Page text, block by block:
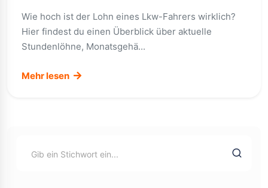
Wie hoch ist der Lohn eines Lkw-Fahrers wirklich?
Hier findest du einen Überblick über aktuelle
Stundenlöhne, Monatsgehä...
Mehr lesen